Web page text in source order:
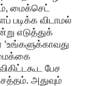
மைக்செட்
படிக்க விடாமல்
எடுத்துக்
பேச
சத்தம். அதுவும்